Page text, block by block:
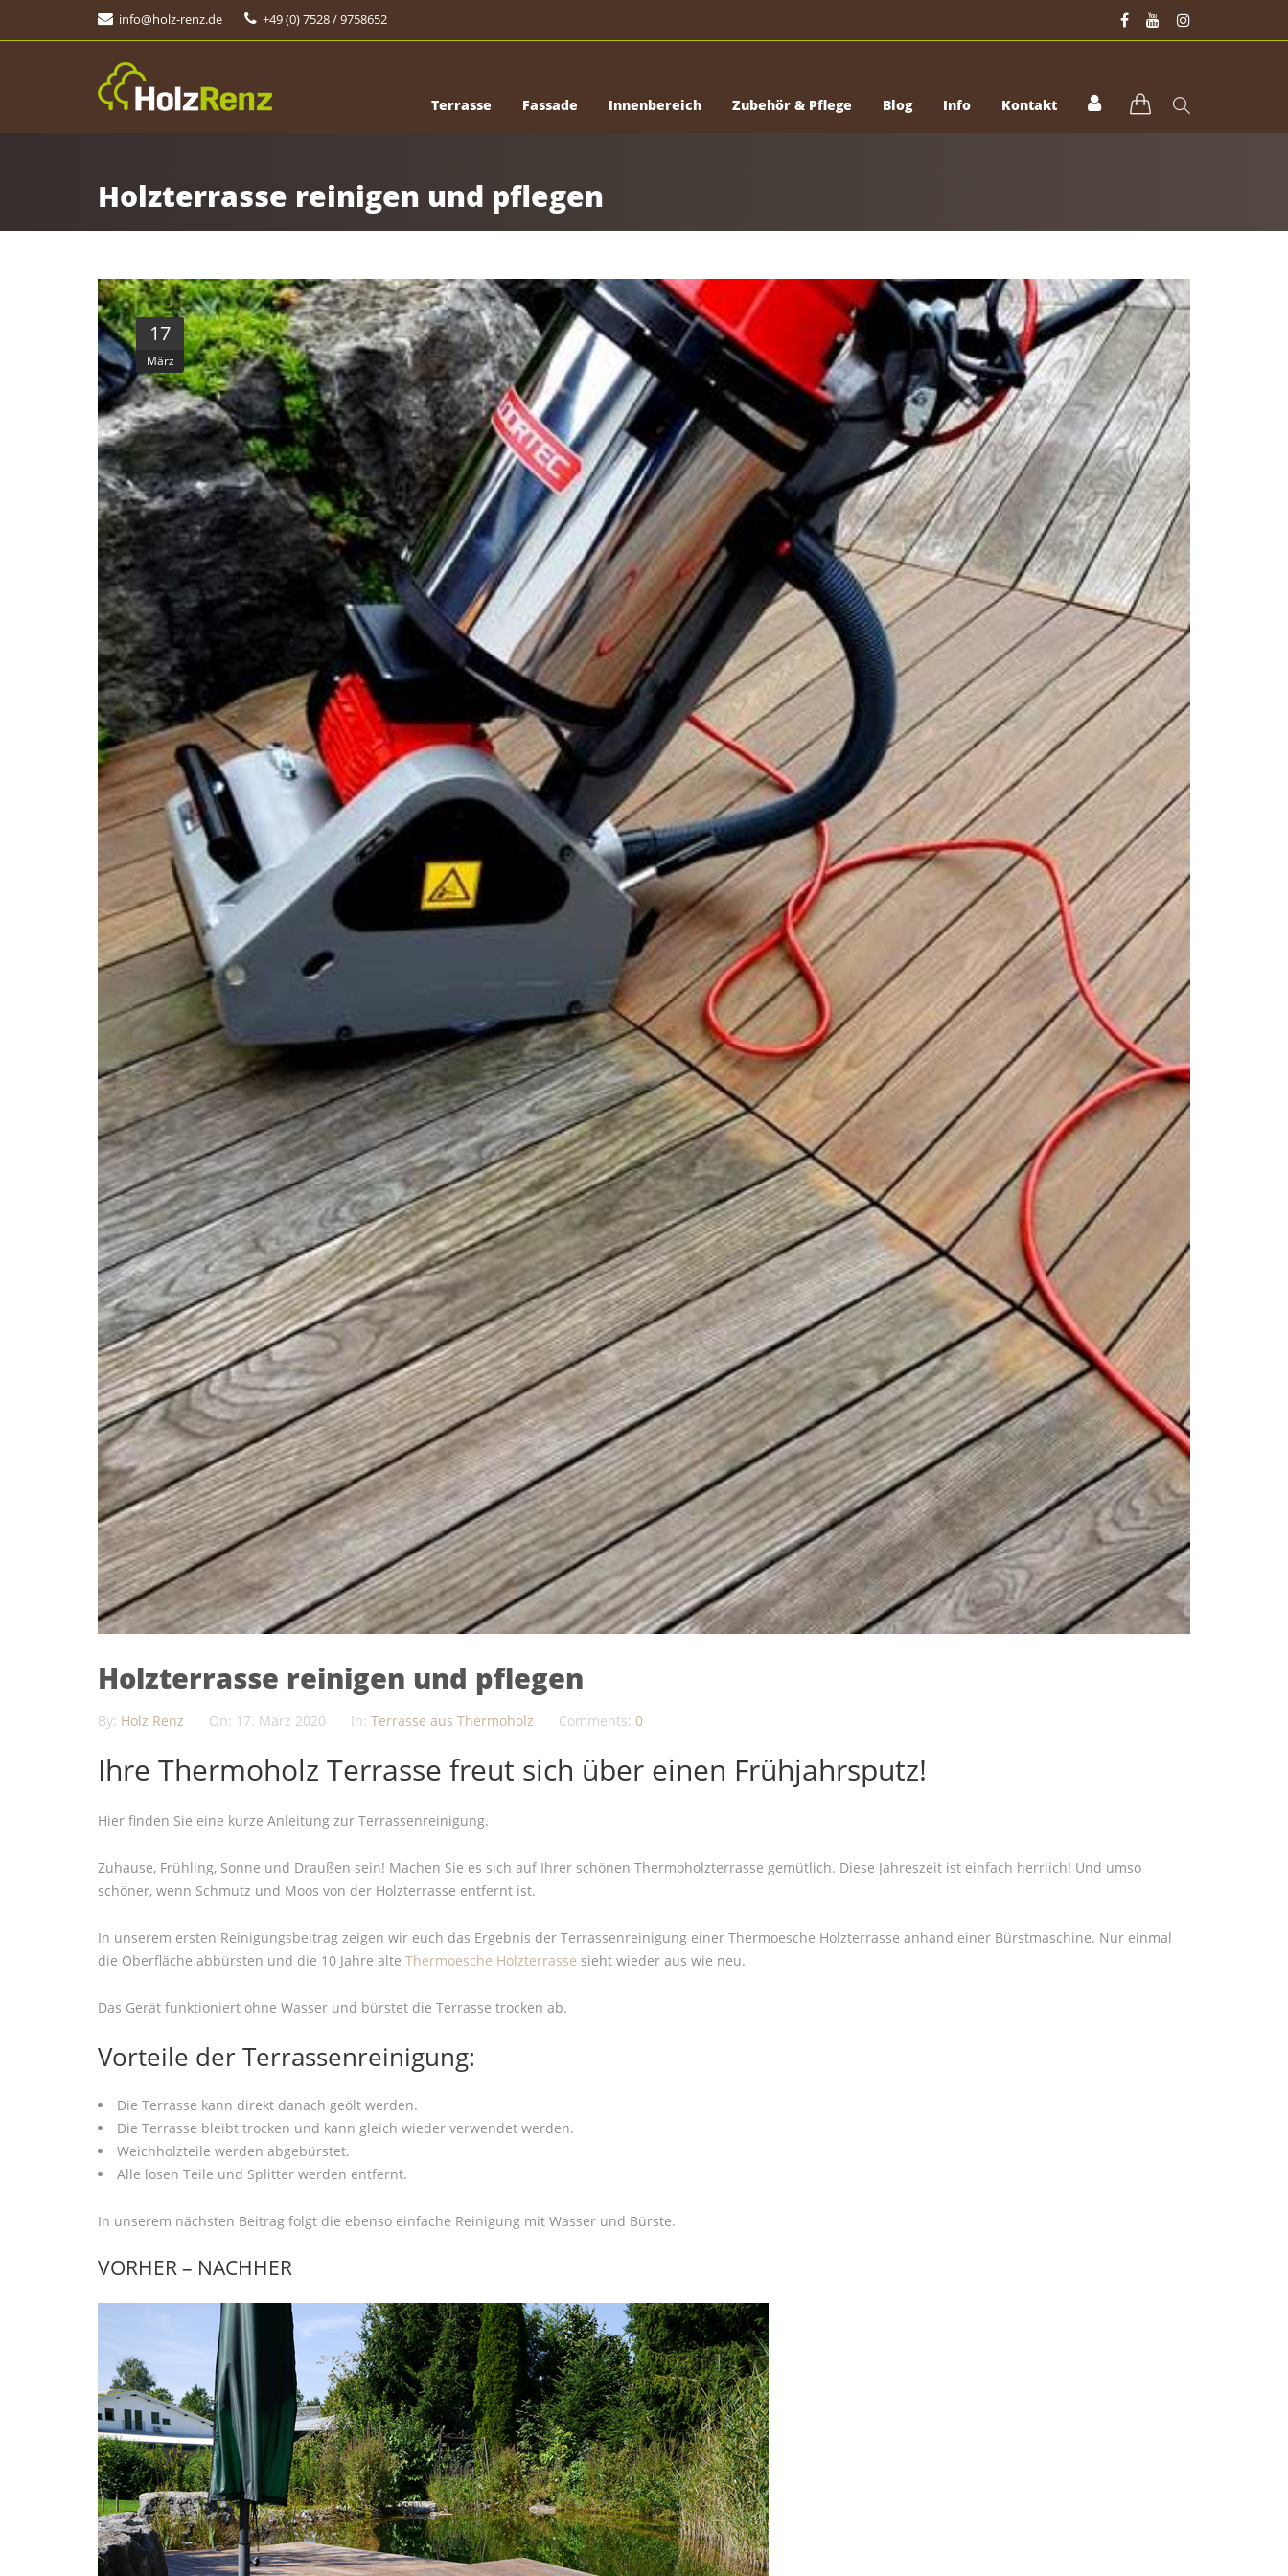
info@holz-renz.de +49 (0) 7528 / 9758652
Terrasse Fassade Innenbereich Zubehör & Pflege Blog Info Kontakt
Holzterrasse reinigen und pflegen
17
März
Holzterrasse reinigen und pflegen
By: Holz Renz On: 17. März 2020 In: Terrasse aus Thermoholz Comments: 0
Ihre Thermoholz Terrasse freut sich über einen Frühjahrsputz!
Hier finden Sie eine kurze Anleitung zur Terrassenreinigung.
Zuhause, Frühling, Sonne und Draußen sein! Machen Sie es sich auf Ihrer schönen Thermoholzterrasse gemütlich. Diese Jahreszeit ist einfach herrlich! Und umso
schöner, wenn Schmutz und Moos von der Holzterrasse entfernt ist.
In unserem ersten Reinigungsbeitrag zeigen wir euch das Ergebnis der Terrassenreinigung einer Thermoesche Holzterrasse anhand einer Bürstmaschine. Nur einmal
die Oberfläche abbürsten und die 10 Jahre alte Thermoesche Holzterrasse sieht wieder aus wie neu.
Das Gerät funktioniert ohne Wasser und bürstet die Terrasse trocken ab.
Vorteile der Terrassenreinigung:
Die Terrasse kann direkt danach geölt werden.
Die Terrasse bleibt trocken und kann gleich wieder verwendet werden.
Weichholzteile werden abgebürstet.
Alle losen Teile und Splitter werden entfernt.
In unserem nächsten Beitrag folgt die ebenso einfache Reinigung mit Wasser und Bürste.
VORHER – NACHHER